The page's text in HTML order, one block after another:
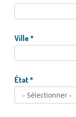
Ville *
État*